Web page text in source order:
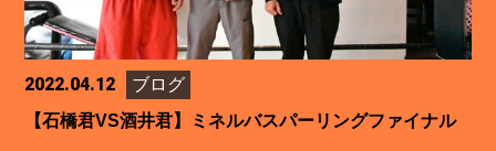
2022.04.12
ブログ
【石橋君VS酒井君】ミネルバスパーリングファイナル